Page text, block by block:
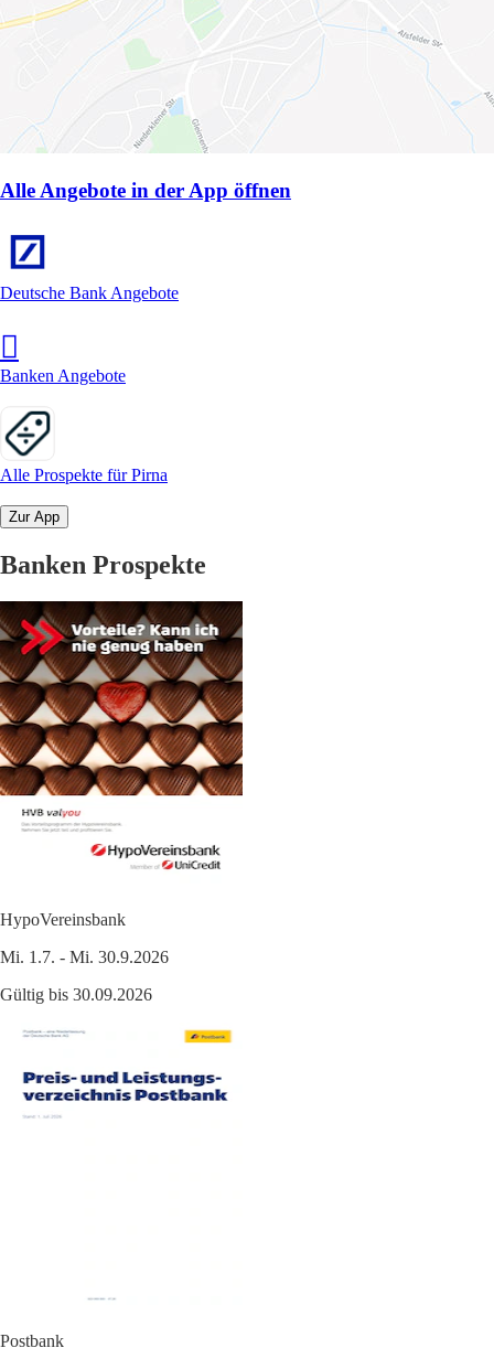
Alle Angebote in der App öffnen
Deutsche Bank Angebote
Banken Angebote
Alle Prospekte für Pirna
Zur App
Banken Prospekte
HypoVereinsbank
Mi. 1.7. - Mi. 30.9.2026
Gültig bis 30.09.2026
Postbank